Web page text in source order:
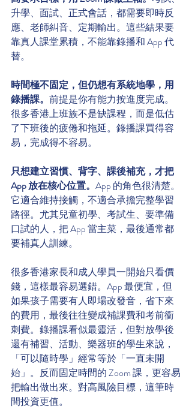
升學、面試、正式會話，都需要即時反
應、老師糾音、定期輸出。這些結果要
靠真人課堂累積，不能靠錄播和 App 代
替。
時間極不固定，但仍想有系統地學，用
錄播課。 前提是你有能力按進度完成。
很多香港上班族不是缺課程，而是低估
了下班後的疲倦和拖延。錄播課買得容
易，完成得不容易。
只想建立習慣、背字、課後補充，才把
App 放在核心位置。 App 的角色很清楚。
它適合維持接觸，不適合承擔完整學習
路徑。尤其兒童初學、考試生、要準備
口試的人，把 App 當主菜，最後通常都
要補真人訓練。
很多香港家長和成人學員一開始只看價
錢，這樣最容易選錯。App 最便宜，但
如果孩子需要有人即場改發音，省下來
的費用，最後往往變成補課費和考前衝
刺費。錄播課看似最靈活，但對放學後
還有補習、活動、樂器班的學生來說，
「可以隨時學」經常等於「一直未開
始」。反而固定時間的 Zoom 課，更容易
把輸出做出來。對高風險目標，這筆時
間投資更值。